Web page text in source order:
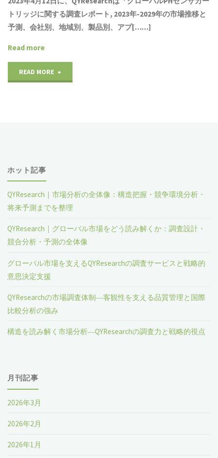
トリッジに関する調査レポート, 2023年-2029年の市場推移と
予測、会社別、地域別、製品別、アプ[……]
Read more
READ MORE
ト
世
市
ホット記事
QYResearch｜市場分析の全体像：構造把握・競争環境分析・
将来予測までを整理
QYResearch｜グローバル市場をどう読み解くか：調査設計・
競合分析・予測の全体像
グローバル市場を支えるQYResearchの調査サービスと戦略的
意思決定支援
QYResearchの市場調査体制―客観性を支える品質管理と国際
比較分析の強み
構造を読み解く市場分析―QYResearchの調査力と戦略的視点
月刊記事
2026年3月
2026年2月
2026年1月